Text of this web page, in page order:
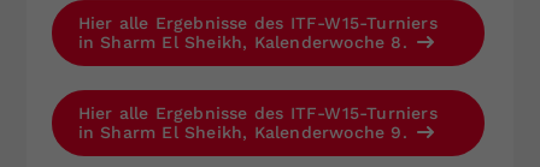
Hier alle Ergebnisse des ITF-W15-Turniers
in Sharm El Sheikh, Kalenderwoche 8.
Hier alle Ergebnisse des ITF-W15-Turniers
in Sharm El Sheikh, Kalenderwoche 9.